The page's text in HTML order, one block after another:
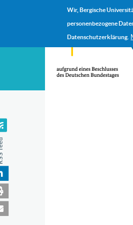
Wir, Bergische
personenbezogene
Datenschutzerklärung.
Direkt zum Inhalt